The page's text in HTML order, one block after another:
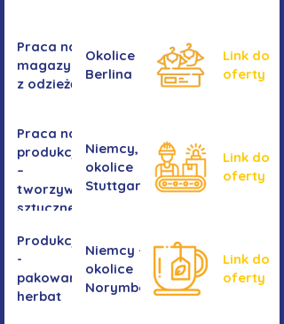
Praca na
magazynie
z odzieżą
Okolice
Berlina
Link do
oferty
Praca na
produkcji
–
tworzywa
sztuczne
Niemcy,
okolice
Stuttgartu
Link do
oferty
Produkcja
-
pakowanie
herbat
Niemcy -
okolice
Norymbergii
Link do
oferty